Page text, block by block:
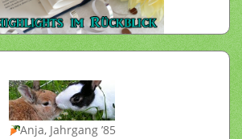
Anja, Jahrgang ’85